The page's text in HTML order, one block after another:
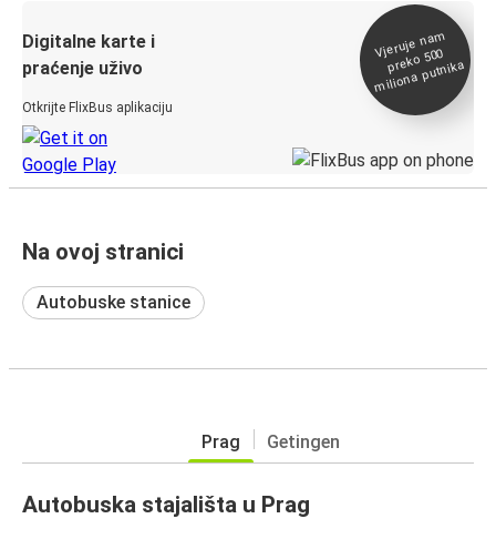
Digitalne karte i
praćenje uživo
Otkrijte FlixBus aplikaciju
Vjeruje na
m
preko 500
miliona putnika
Na ovoj stranici
Autobuske stanice
Prag Getingen
Autobuska stajališta u Prag